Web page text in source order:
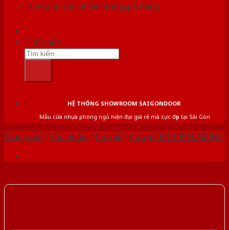
Chưa có sản phẩm trong giỏ hàng.
Tìm kiếm:
HỆ THỐNG SHOWROOM SAIGONDOOR
Mẫu cửa nhựa phòng ngủ hiện đại giá rẻ mà cực đẹp tại Sài Gòn
Trang chủ /Sản phẩm /Cửa gỗ /Cửa gỗ MDF MELAMINE